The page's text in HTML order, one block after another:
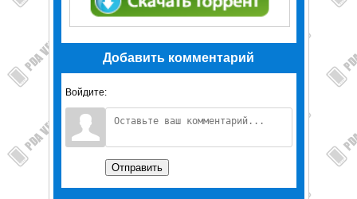
Добавить комментарий
Войдите:
Отправить